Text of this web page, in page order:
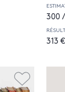
300
313 €